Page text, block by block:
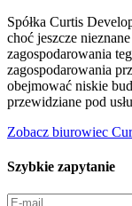
Spółka Curtis
choć jeszcze
zagospodarowania
zagospodarowania
obejmować niskie
przewidziane pod
Zobacz biurowiec
Szybkie zapytanie